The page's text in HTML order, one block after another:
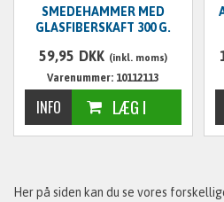
SMEDEHAMMER MED
GLASFIBERSKAFT 300 G.
59,95 DKK (inkl. moms)
Varenummer: 10112113
Her på siden kan du se vores